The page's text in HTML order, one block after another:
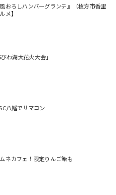
おろしハンバーグランチ』（枚方市香里
メ】
わ湖大花火大会」
八幡でサマコン
ネカフェ！限定りんご飴も